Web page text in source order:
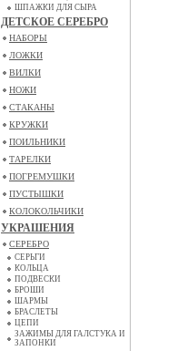
ШПАЖКИ ДЛЯ СЫРА
ДЕТСКОЕ СЕРЕБРО
НАБОРЫ
ЛОЖКИ
ВИЛКИ
НОЖИ
СТАКАНЫ
КРУЖКИ
ПОИЛЬНИКИ
ТАРЕЛКИ
ПОГРЕМУШКИ
ПУСТЫШКИ
КОЛОКОЛЬЧИКИ
УКРАШЕНИЯ
СЕРЕБРО
СЕРЬГИ
КОЛЬЦА
ПОДВЕСКИ
БРОШИ
ШАРМЫ
БРАСЛЕТЫ
ЦЕПИ
ЗАЖИМЫ ДЛЯ ГАЛСТУКА И
ЗАПОНКИ